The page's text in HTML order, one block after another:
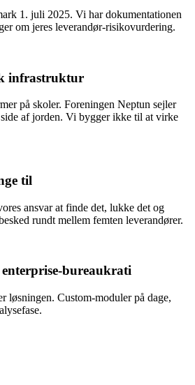
1. juli 2025. Vi har dokumentationen
om jeres leverandør-risikovurdering.
infrastruktur
på skoler. Foreningen Neptun sejler
af jorden. Vi bygger ikke til at virke
til
ansvar at finde det, lukke det og
rundt mellem femten leverandører.
bureaukrati
løsningen. Custom-moduler på dage,